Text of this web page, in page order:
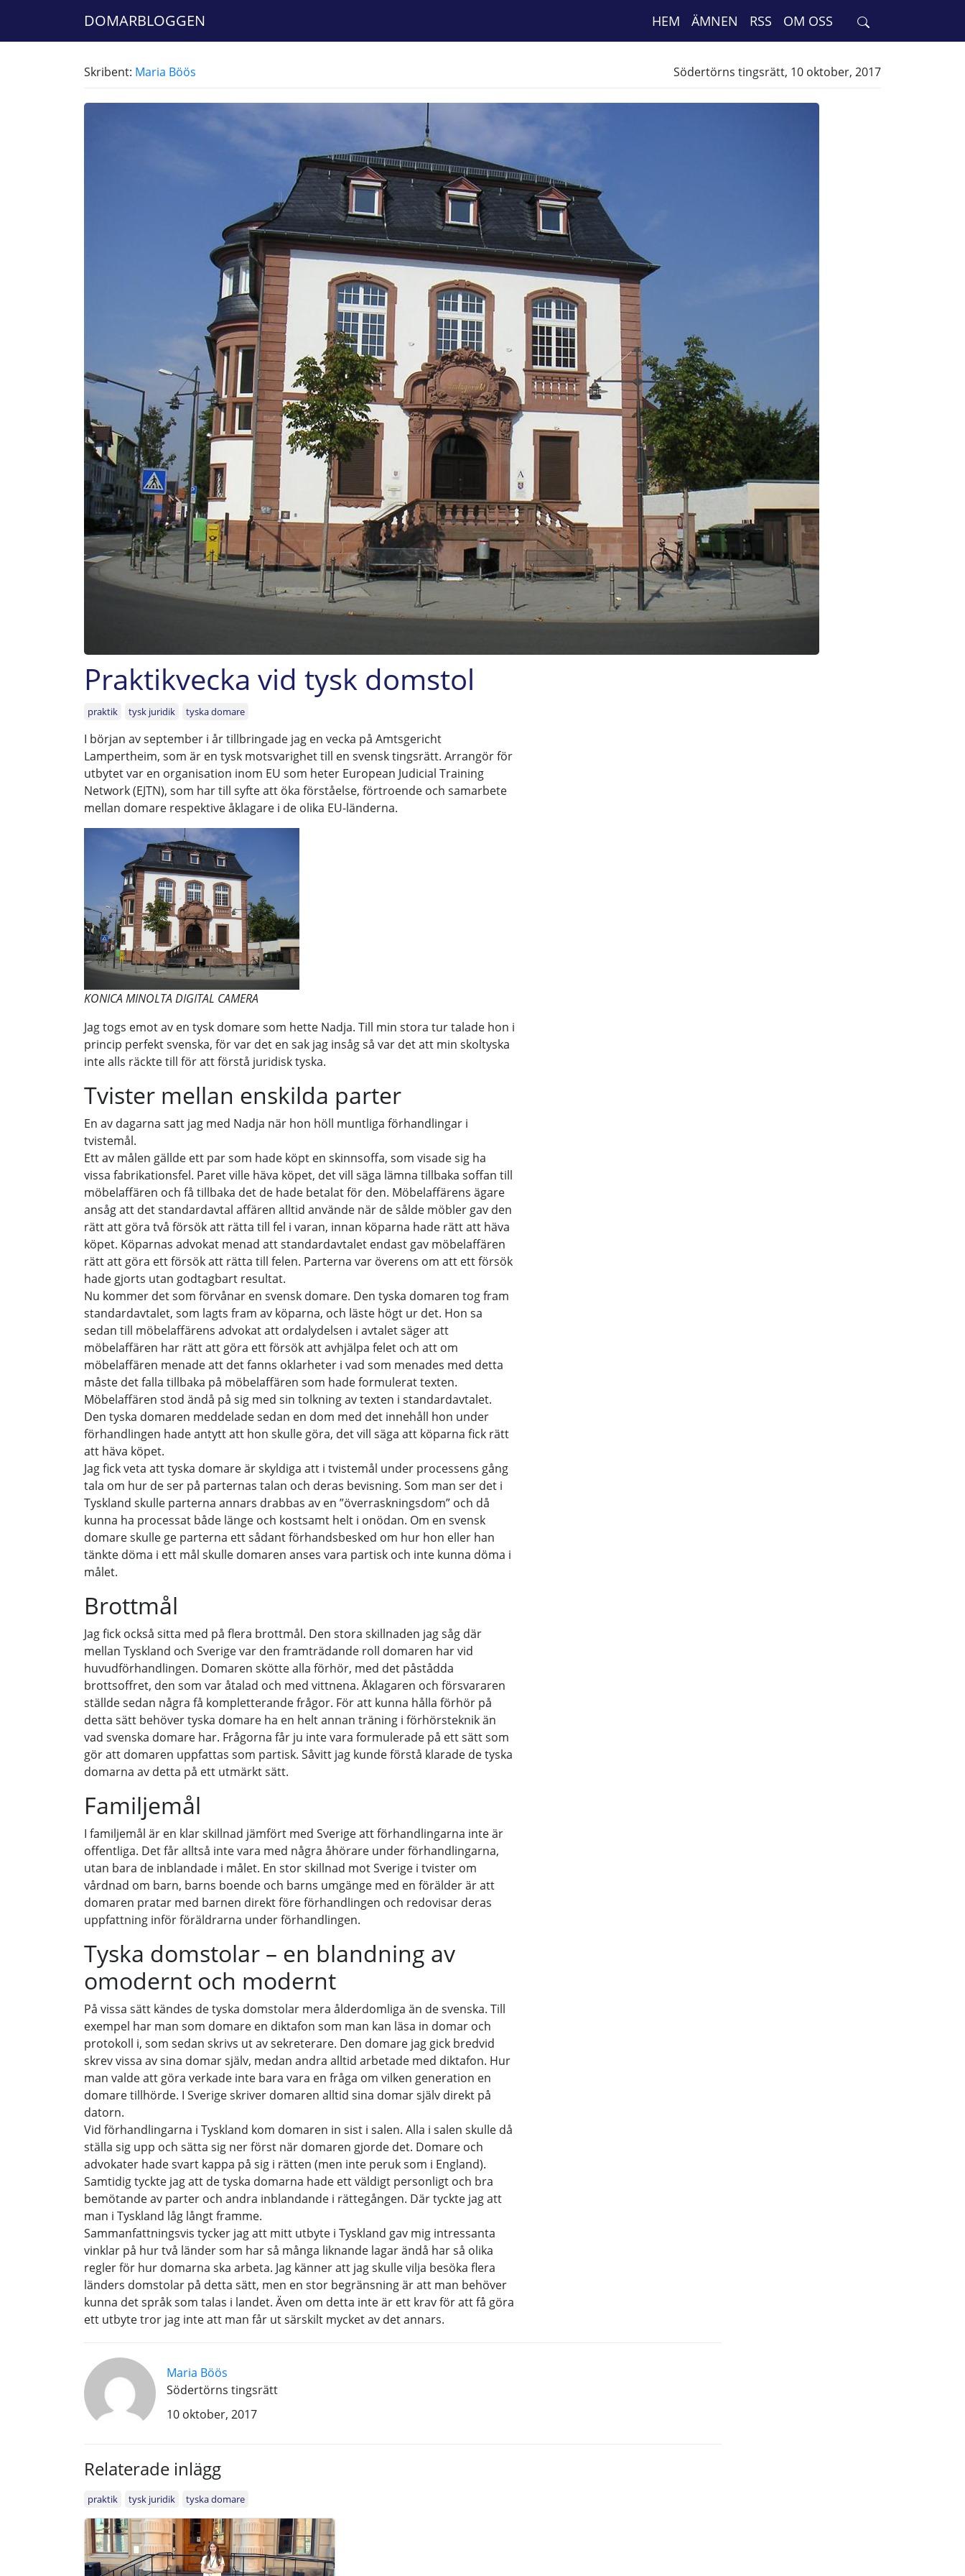
DOMARBLOGGEN HEM ÄMNEN RSS OM OSS
Skribent: Maria Böös Södertörns tingsrätt, 10 oktober, 2017
Praktikvecka vid tysk domstol
praktik tysk juridik tyska domare
I början av september i år tillbringade jag en vecka på Amtsgericht
Lampertheim, som är en tysk motsvarighet till en svensk tingsrätt. Arrangör för
utbytet var en organisation inom EU som heter European Judicial Training
Network (EJTN), som har till syfte att öka förståelse, förtroende och samarbete
mellan domare respektive åklagare i de olika EU-länderna.
KONICA MINOLTA DIGITAL CAMERA
Jag togs emot av en tysk domare som hette Nadja. Till min stora tur talade hon i
princip perfekt svenska, för var det en sak jag insåg så var det att min skoltyska
inte alls räckte till för att förstå juridisk tyska.
Tvister mellan enskilda parter
En av dagarna satt jag med Nadja när hon höll muntliga förhandlingar i
tvistemål.
Ett av målen gällde ett par som hade köpt en skinnsoffa, som visade sig ha
vissa fabrikationsfel. Paret ville häva köpet, det vill säga lämna tillbaka soffan till
möbelaffären och få tillbaka det de hade betalat för den. Möbelaffärens ägare
ansåg att det standardavtal affären alltid använde när de sålde möbler gav den
rätt att göra två försök att rätta till fel i varan, innan köparna hade rätt att häva
köpet. Köparnas advokat menad att standardavtalet endast gav möbelaffären
rätt att göra ett försök att rätta till felen. Parterna var överens om att ett försök
hade gjorts utan godtagbart resultat.
Nu kommer det som förvånar en svensk domare. Den tyska domaren tog fram
standardavtalet, som lagts fram av köparna, och läste högt ur det. Hon sa
sedan till möbelaffärens advokat att ordalydelsen i avtalet säger att
möbelaffären har rätt att göra ett försök att avhjälpa felet och att om
möbelaffären menade att det fanns oklarheter i vad som menades med detta
måste det falla tillbaka på möbelaffären som hade formulerat texten.
Möbelaffären stod ändå på sig med sin tolkning av texten i standardavtalet.
Den tyska domaren meddelade sedan en dom med det innehåll hon under
förhandlingen hade antytt att hon skulle göra, det vill säga att köparna fick rätt
att häva köpet.
Jag fick veta att tyska domare är skyldiga att i tvistemål under processens gång
tala om hur de ser på parternas talan och deras bevisning. Som man ser det i
Tyskland skulle parterna annars drabbas av en ”överraskningsdom” och då
kunna ha processat både länge och kostsamt helt i onödan. Om en svensk
domare skulle ge parterna ett sådant förhandsbesked om hur hon eller han
tänkte döma i ett mål skulle domaren anses vara partisk och inte kunna döma i
målet.
Brottmål
Jag fick också sitta med på flera brottmål. Den stora skillnaden jag såg där
mellan Tyskland och Sverige var den framträdande roll domaren har vid
huvudförhandlingen. Domaren skötte alla förhör, med det påstådda
brottsoffret, den som var åtalad och med vittnena. Åklagaren och försvararen
ställde sedan några få kompletterande frågor. För att kunna hålla förhör på
detta sätt behöver tyska domare ha en helt annan träning i förhörsteknik än
vad svenska domare har. Frågorna får ju inte vara formulerade på ett sätt som
gör att domaren uppfattas som partisk. Såvitt jag kunde förstå klarade de tyska
domarna av detta på ett utmärkt sätt.
Familjemål
I familjemål är en klar skillnad jämfört med Sverige att förhandlingarna inte är
offentliga. Det får alltså inte vara med några åhörare under förhandlingarna,
utan bara de inblandade i målet. En stor skillnad mot Sverige i tvister om
vårdnad om barn, barns boende och barns umgänge med en förälder är att
domaren pratar med barnen direkt före förhandlingen och redovisar deras
uppfattning inför föräldrarna under förhandlingen.
Tyska domstolar – en blandning av
omodernt och modernt
På vissa sätt kändes de tyska domstolar mera ålderdomliga än de svenska. Till
exempel har man som domare en diktafon som man kan läsa in domar och
protokoll i, som sedan skrivs ut av sekreterare. Den domare jag gick bredvid
skrev vissa av sina domar själv, medan andra alltid arbetade med diktafon. Hur
man valde att göra verkade inte bara vara en fråga om vilken generation en
domare tillhörde. I Sverige skriver domaren alltid sina domar själv direkt på
datorn.
Vid förhandlingarna i Tyskland kom domaren in sist i salen. Alla i salen skulle då
ställa sig upp och sätta sig ner först när domaren gjorde det. Domare och
advokater hade svart kappa på sig i rätten (men inte peruk som i England).
Samtidig tyckte jag att de tyska domarna hade ett väldigt personligt och bra
bemötande av parter och andra inblandande i rättegången. Där tyckte jag att
man i Tyskland låg långt framme.
Sammanfattningsvis tycker jag att mitt utbyte i Tyskland gav mig intressanta
vinklar på hur två länder som har så många liknande lagar ändå har så olika
regler för hur domarna ska arbeta. Jag känner att jag skulle vilja besöka flera
länders domstolar på detta sätt, men en stor begränsning är att man behöver
kunna det språk som talas i landet. Även om detta inte är ett krav för att få göra
ett utbyte tror jag inte att man får ut särskilt mycket av det annars.
Maria Böös
Södertörns tingsrätt
10 oktober, 2017
Relaterade inlägg
praktik tysk juridik tyska domare